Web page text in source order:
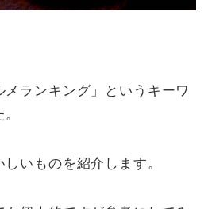
ランキング」というキーワ
いものを紹介します。